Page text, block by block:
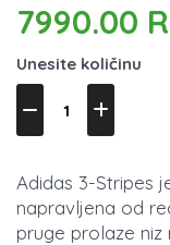
7990.00
Unesite količinu
Adidas 3-Stripes
napravljena od
pruge prolaze